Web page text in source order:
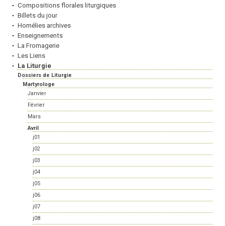
Compositions florales liturgiques
Billets du jour
Homélies archives
Enseignements
La Fromagerie
Les Liens
La Liturgie
Dossiers de Liturgie
Martyrologe
Janvier
Février
Mars
Avril
j01
j02
j03
j04
j05
j06
j07
j08